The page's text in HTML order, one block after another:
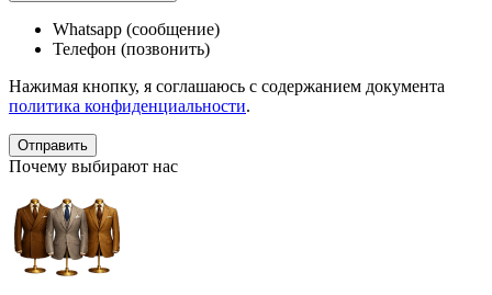
Whatsapp (сообщение)
Телефон (позвонить)
Нажимая кнопку, я соглашаюсь с содержанием документа
политика конфиденциальности.
Почему выбирают нас